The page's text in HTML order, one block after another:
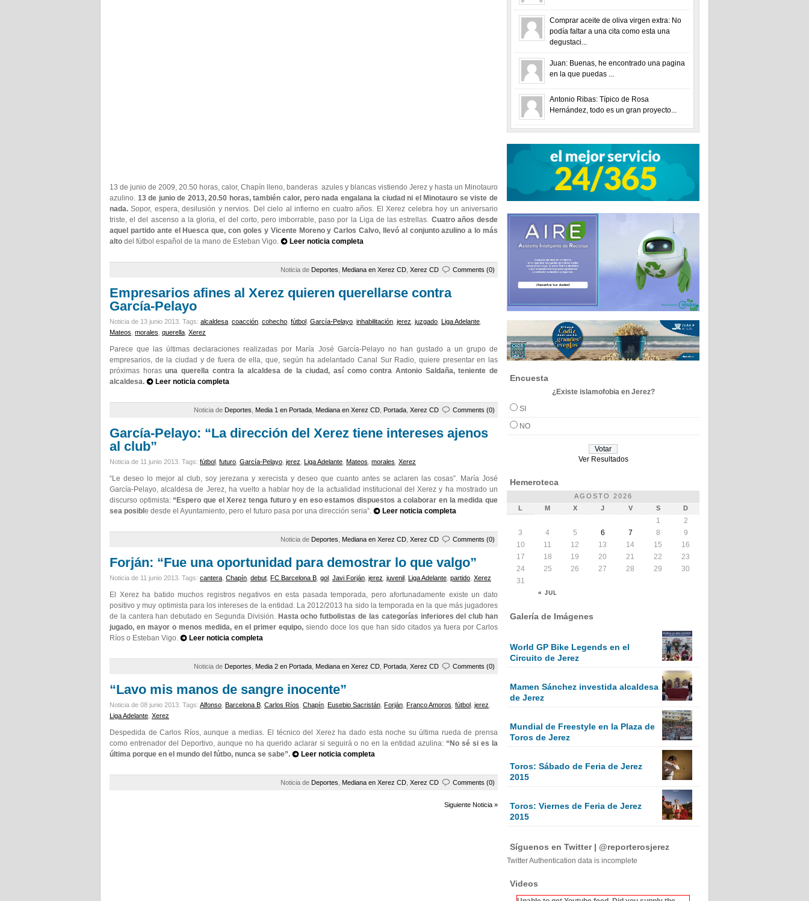
13 de junio de 2009, 20.50 horas, calor, Chapín lleno, banderas azules y blancas vistiendo Jerez y hasta un Minotauro
azulino. 13 de junio de 2013, 20.50 horas, también calor, pero nada engalana la ciudad ni el Minotauro se viste de
nada. Sopor, espera, desilusión y nervios. Del cielo al infierno en cuatro años. El Xerez celebra hoy un aniversario
triste, el del ascenso a la gloria, el del corto, pero imborrable, paso por la Liga de las estrellas. Cuatro años desde
aquel partido ante el Huesca que, con goles y Vicente Moreno y Carlos Calvo, llevó al conjunto azulino a lo más
alto del fútbol español de la mano de Esteban Vigo. Leer noticia completa
Noticia de Deportes Mediana en Xerez CD Xerez CD Comments (0)
Empresarios afines al Xerez quieren querellarse contra
García-Pelayo
Noticia de 13 junio 2013. Tags: alcaldesa coacción cohecho fútbol García-Pelayo inhabilitación jerez juzgado Liga Adelante
Mateos morales querella Xerez
Parece que las últimas declaraciones realizadas por María José García-Pelayo no han gustado a un grupo de
empresarios, de la ciudad y de fuera de ella, que, según ha adelantado Canal Sur Radio, quiere presentar en las
próximas horasuna querella contra la alcaldesa de la ciudad, así como contra Antonio Saldaña, teniente de
alcaldesa.
Leer noticia completa
Noticia de Deportes Media 1 en Portada Mediana en Xerez CD Portada Xerez CD Comments (0)
García-Pelayo: “La dirección del Xerez tiene intereses ajenos
al club”
Noticia de 11 junio 2013. Tags: fútbol futuro García-Pelayo jerez Liga Adelante Mateos morales Xerez
“Le deseo lo mejor al club, soy jerezana y xerecista y deseo que cuanto antes se aclaren las cosas”. María José
García-Pelayo, alcaldesa de Jerez, ha vuelto a hablar hoy de la actualidad institucional del Xerez y ha mostrado un
discurso optimista: “Espero que el Xerez tenga futuro y en eso estamos dispuestos a colaborar en la medida que
sea posibl e desde el Ayuntamiento, pero el futuro pasa por una dirección seria”. Leer noticia completa
Noticia de Deportes Mediana en Xerez CD Xerez CD Comments (0)
Forján: “Fue una oportunidad para demostrar lo que valgo”
Noticia de 11 junio 2013. Tags: cantera Chapín debut FC Barcelona B gol Javi Forján jerez juvenil Liga Adelante partido Xerez
El Xerez ha batido muchos registros negativos en esta pasada temporada, pero afortunadamente existe un dato
positivo y muy optimista para los intereses de la entidad. La 2012/2013 ha sido la temporada en la que más jugadores
de la cantera han debutado en Segunda División. Hasta ocho futbolistas de las categorías inferiores del club han
jugado, en mayor o menos medida, en el primer equipo, siendo doce los que han sido citados ya fuera por Carlos
Ríos o Esteban Vigo.
Leer noticia completa
Noticia de Deportes Media 2 en Portada Mediana en Xerez CD Portada Xerez CD Comments (0)
“Lavo mis manos de sangre inocente”
Noticia de 08 junio 2013. Tags: Alfonso Barcelona B Carlos Ríos Chapín Eusebio Sacristán Forján Franco Amoros fútbol jerez
Liga Adelante Xerez
Despedida de Carlos Ríos, aunque a medias. El técnico del Xerez ha dado esta noche su última rueda de prensa
como entrenador del Deportivo, aunque no ha querido aclarar si seguirá o no en la entidad azulina: “No sé si es la
última porque en el mundo del fútbo, nunca se sabe”.
Leer noticia completa
Noticia de Deportes Mediana en Xerez CD Xerez CD Comments (0)
Siguiente Noticia »
Comprar aceite de oliva virgen extra: No
podía faltar a una cita como esta una
degustaci...
Juan: Buenas, he encontrado una pagina
en la que puedas ...
Antonio Ribas: Típico de Rosa
Hernández, todo es un gran proyecto...
Encuesta
¿Existe islamofobia en Jerez?
SI
NO
Ver Resultados
Hemeroteca
AGOSTO 2026
L
M X J V S D
« JUL
1
2
3
4 5 6 7 8
9
10
11 12 13 14 15
16
17
18 19 20 21 22
23
24
25 26 27 28 29
30
31
Galería de Imágenes
World GP Bike Legends en el
Circuito de Jerez
Mamen Sánchez investida alcaldesa
de Jerez
Mundial de Freestyle en la Plaza de
Toros de Jerez
Toros: Sábado de Feria de Jerez
2015
Toros: Viernes de Feria de Jerez
2015
Síguenos en Twitter | @reporterosjerez
Twitter Authentication data is incomplete
Videos